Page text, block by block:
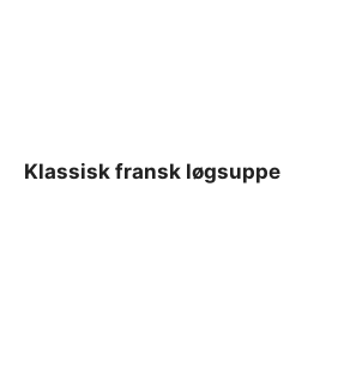
Klassisk fransk løgsuppe